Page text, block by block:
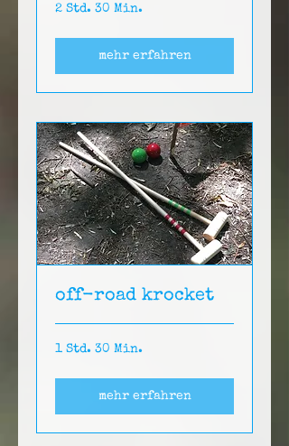
2 Std. 30 Min.
mehr erfahren
off-road krocket
1 Std. 30 Min.
mehr erfahren